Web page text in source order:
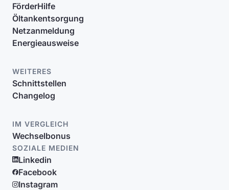
FörderHilfe
Öltankentsorgung
Netzanmeldung
Energieausweise
WEITERES
Schnittstellen
Changelog
IM VERGLEICH
Wechselbonus
SOZIALE MEDIEN
Linkedin
Facebook
Instagram